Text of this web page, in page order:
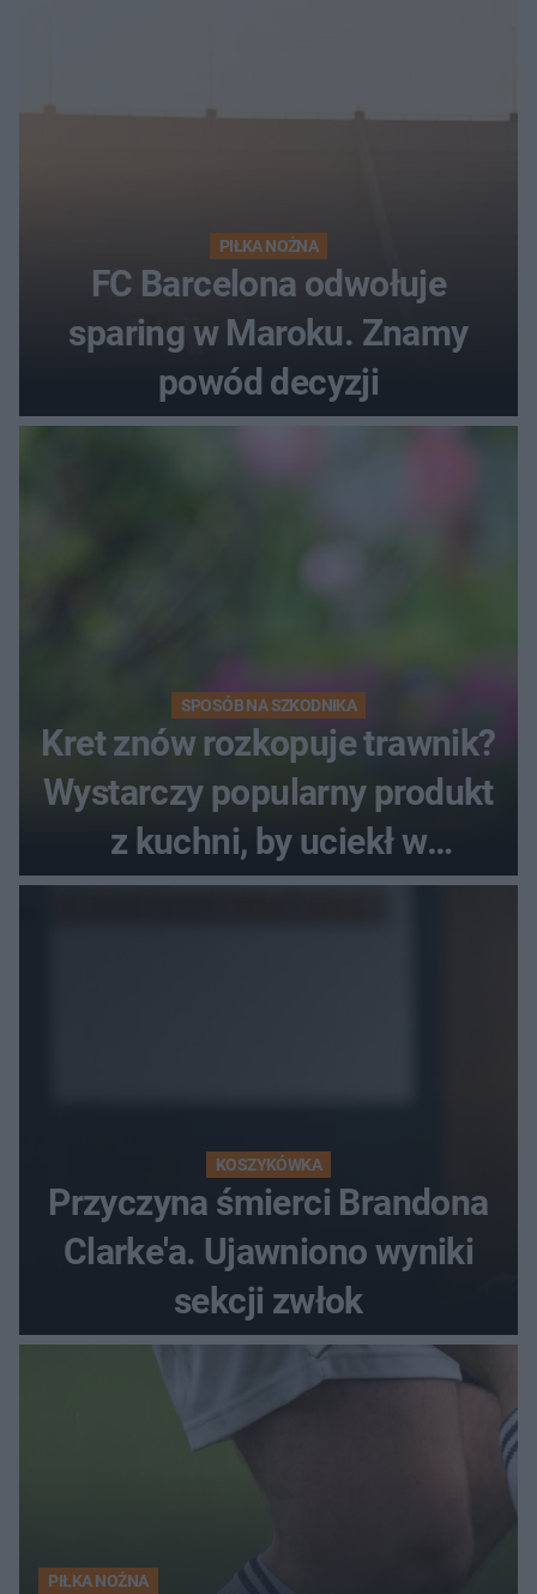
PIŁKA NOŻNA
FC Barcelona odwołuje
sparing w Maroku. Znamy
powód decyzji
SPOSÓB NA SZKODNIKA
Kret znów rozkopuje trawnik?
Wystarczy popularny produkt
z kuchni, by uciekł w
popłochu
KOSZYKÓWKA
Przyczyna śmierci Brandona
Clarke'a. Ujawniono wyniki
sekcji zwłok
PIŁKA NOŻNA